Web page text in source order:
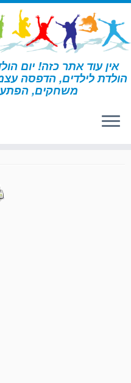
דלג
לתוכן
אין עוד אתר כזה! יום
הולדת לילדים, הדפסה
משחקים, דף הבית » הדפסות – החיים
הדפסות –